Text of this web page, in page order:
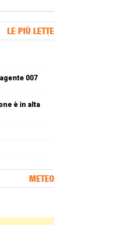
LE PIÙ LETTE
007
è in alta
METEO